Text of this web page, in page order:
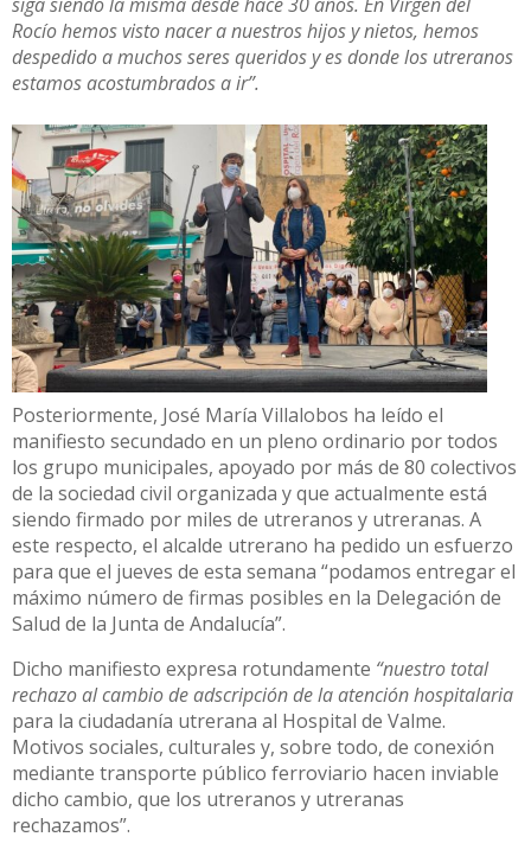
Rocío hemos visto nacer a nuestros hijos y nietos, hemos
despedido a muchos seres queridos y es donde los utreranos
estamos acostumbrados a ir”.
Posteriormente, José María Villalobos ha leído el
manifiesto secundado en un pleno ordinario por todos
los grupo municipales, apoyado por más de 80 colectivos
de la sociedad civil organizada y que actualmente está
siendo firmado por miles de utreranos y utreranas. A
este respecto, el alcalde utrerano ha pedido un esfuerzo
para que el jueves de esta semana “podamos entregar el
máximo número de firmas posibles en la Delegación de
Salud de la Junta de Andalucía”.
Dicho manifiesto expresa rotundamente “nuestro total
rechazo al cambio de adscripción de la atención hospitalaria
para la ciudadanía utrerana al Hospital de Valme.
Motivos sociales, culturales y, sobre todo, de conexión
mediante transporte público ferroviario hacen inviable
dicho cambio, que los utreranos y utreranas
rechazamos”.